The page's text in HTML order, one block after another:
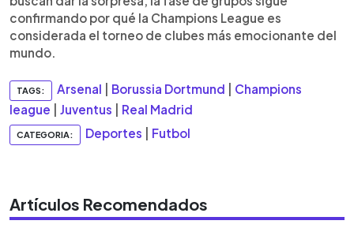
confirmando por qué la Champions League es
considerada el torneo de clubes más emocionante del
mundo.
TAGS: Arsenal Borussia Dortmund
Champions
league
Juventus Real Madrid
CATEGORIA: Deportes Futbol
Artículos Recomendados